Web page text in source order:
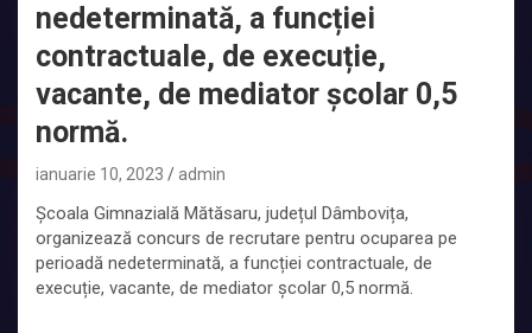
nedeterminată, a funcției
contractuale, de execuție,
vacante, de mediator școlar 0,5
normă.
ianuarie 10, 2023 admin
Școala Gimnazială Mătăsaru, județul Dâmbovița,
organizează concurs de recrutare pentru ocuparea pe
perioadă nedeterminată, a funcției contractuale, de
execuție, vacante, de mediator școlar 0,5 normă.